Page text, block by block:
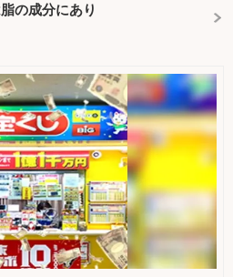
の成分にあり